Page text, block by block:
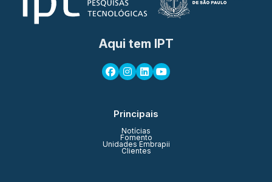
Aqui tem IPT
Principais
Notícias
Fomento
Unidades Embrapii
Clientes